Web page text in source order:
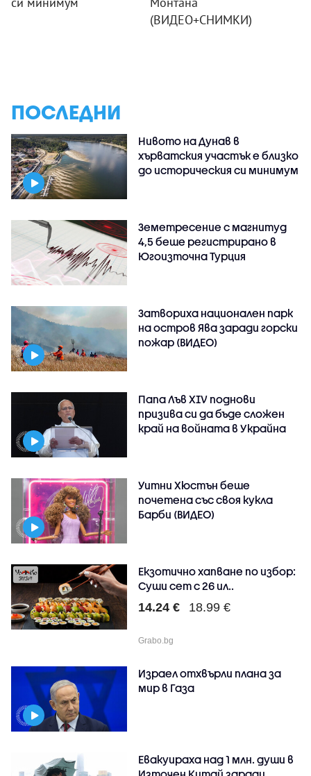
(ВИДЕО+СНИМКИ)
ПОСЛЕДНИ
Нивото на Дунав в
хърватския участък е близко
до историческия си минимум
Земетресение с магнитуд
4,5 беше регистрирано в
Югоизточна Турция
Затвориха национален парк
на остров Ява заради горски
пожар (ВИДЕО)
Папа Лъв XIV поднови
призива си да бъде сложен
край на войната в Украйна
Уитни Хюстън беше
почетена със своя кукла
Барби (ВИДЕО)
Екзотично хапване по избор:
Суши сет с 26 ил..
14.24 € 18.99 €
Grabo.bg
Израел отхвърли плана за
мир в Газа
Евакуираха над 1 млн. души в